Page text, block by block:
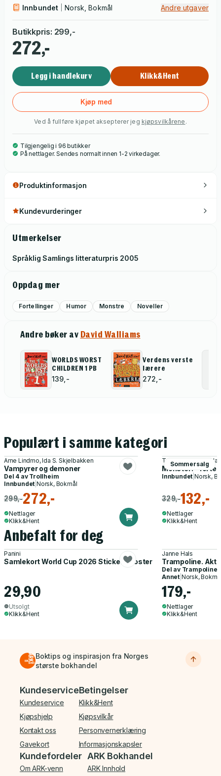
Innbundet Norsk, Bokmål Andre utgaver
Butikkpris: 299,-
272,-
Legg i handlekurv Klikk&Hent
Kjøp med
Ved å fullføre kjøpet aksepterer jeg kjøpsvilkårene .
Tilgjengelig i 96 butikker
På nettlager. Sendes normalt innen 1-2 virkedager.
Produktinformasjon
Kundevurderinger
Utmerkelser
Språklig Samlings litteraturpris 2005
Oppdag mer
Fortellinger Humor Monstre Noveller
Andre bøker av David Walliams
WORLDS WORST
CHILDREN 1 PB
139,-
Verdens verste
lærere
272,-
Populært i samme kategori
Arne Lindmo, Ida S. Skjelbakken
Vampyrer og demoner
Del 4 av Trollheim
Innbundet |Norsk, Bokmål
299,-272,-
Nettlager
Klikk&Hent
Sommersalg
Tore Aurstad, Flu
Monster! -
Innbundet Norsk,
329,-132,-
Nettlager
Klikk&Hent
Anbefalt for deg
Panini
Samlekort World Cup 2026 Sticker Booster
29,90
Utsolgt
Klikk&Hent
Janne Hals
Trampoline.
Del av Trampoline
Annet| Norsk,
179,-
Nettlager
Klikk&Hent
Boktips og inspirasjon fra Norges
største bokhandel
Bunnmeny
Kundeservice
Kundeservice
Kjøpshjelp
Kontakt oss
Gavekort
Betingelser
Klikk&Hent
Kjøpsvilkår
Personvernerklæring
Informasjonskapsler
Kundefordeler
Om ARK-venn
ARK Bokhandel
ARK Innhold